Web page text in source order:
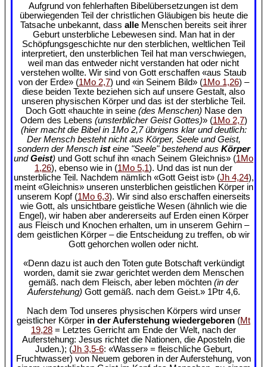
Aufgrund von fehlerhaften Bibelübersetzungen ist dem
überwiegenden Teil der christlichen Gläubigen bis heute die
Tatsache unbekannt, dass alle Menschen bereits seit ihrer
Geburt unsterbliche Lebewesen sind. Man hat in der
Schöpfungsgeschichte nur den sterblichen, weltlichen Teil
interpretiert, den unsterblichen Teil hat man verschwiegen,
weil man das entweder nicht verstanden hat oder nicht
verstehen wollte. Wir sind von Gott erschaffen «aus Staub
von der Erde» (1Mo 2,7) und «in Seinem Bild» (1Mo 1,26) –
diese beiden Texte beziehen sich auf unsere Gestalt, also
unseren physischen Körper und das ist der sterbliche Teil.
Doch Gott «hauchte in seine (des Menschen) Nase den
Odem des Lebens (unsterblicher Geist Gottes)» (1Mo 2,7)
(hier macht die Bibel in 1Mo 2,7 übrigens klar und deutlich:
Der Mensch besteht nicht aus Körper, Seele und Geist,
sondern der Mensch isteine "Seele" bestehend aus Körper
undGeist) und Gott schuf ihn «nach Seinem Gleichnis» (1Mo
1,26), ebenso wie in (1Mo 5,1). Und das ist nun der
unsterbliche Teil. Nachdem nämlich «Gott Geist ist» (Jh 4,24),
meint «Gleichnis» unseren unsterblichen geistlichen Körper in
unserem Kopf (1Mo 6,3). Wir sind also erschaffen einerseits
wie Gott, als unsichtbare geistliche Wesen (ähnlich wie die
Engel), wir haben aber andererseits auf Erden einen Körper
aus Fleisch und Knochen erhalten, um in unserem Gehirn –
dem geistlichen Körper – die Entscheidung zu treffen, ob wir
Gott gehorchen wollen oder nicht.
«Denn dazu ist auch den Toten gute Botschaft verkündigt
worden, damit sie zwar gerichtet werden dem Menschen
gemäß. nach dem Fleisch, aber leben möchten (in der
Auferstehung) Gott gemäß. nach dem Geist.» 1Ptr 4,6.
Nach dem Tod unseres physischen Körpers wird unser
geistlicher Körper in der Auferstehung wiedergeboren (Mt
19,28 = Letztes Gerricht am Ende der Welt, nach der
Auferstehung: Jesus richtet die Nationen, die Aposteln die
Juden.); (Jh 3,5-6: «Wasser» = fleischliche Geburt,
Fruchtwasser) von Neuem geboren in der Auferstehung, von